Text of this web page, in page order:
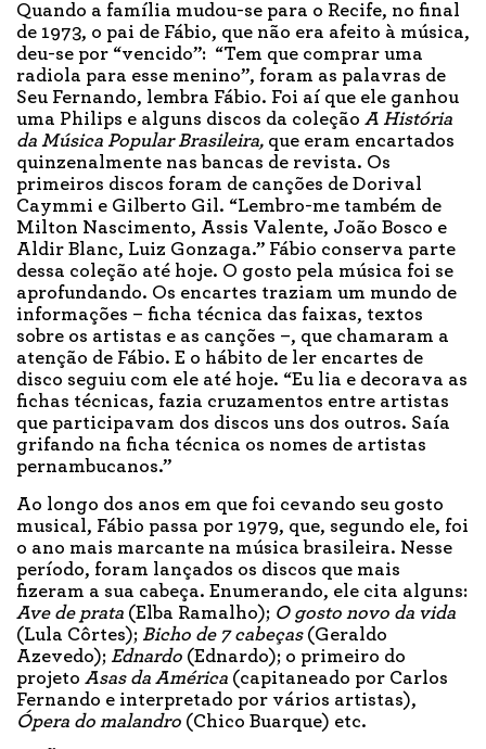
Quando a família mudou-se para o Recife, no final
de 1973, o pai de Fábio, que não era afeito à música,
deu-se por “vencido”: “Tem que comprar uma
radiola para esse menino”, foram as palavras de
Seu Fernando, lembra Fábio. Foi aí que ele ganhou
uma Philips e alguns discos da coleção A História
da Música Popular Brasileira, que eram encartados
quinzenalmente nas bancas de revista. Os
primeiros discos foram de canções de Dorival
Caymmi e Gilberto Gil. “Lembro-me também de
Milton Nascimento, Assis Valente, João Bosco e
Aldir Blanc, Luiz Gonzaga.” Fábio conserva parte
dessa coleção até hoje. O gosto pela música foi se
aprofundando. Os encartes traziam um mundo de
informações – ficha técnica das faixas, textos
sobre os artistas e as canções –, que chamaram a
atenção de Fábio. E o hábito de ler encartes de
disco seguiu com ele até hoje. “Eu lia e decorava as
fichas técnicas, fazia cruzamentos entre artistas
que participavam dos discos uns dos outros. Saía
grifando na ficha técnica os nomes de artistas
pernambucanos.”
Ao longo dos anos em que foi cevando seu gosto
musical, Fábio passa por 1979, que, segundo ele, foi
o ano mais marcante na música brasileira. Nesse
período, foram lançados os discos que mais
fizeram a sua cabeça. Enumerando, ele cita alguns:
Ave de prata (Elba Ramalho); O gosto novo da vida
(Lula Côrtes); Bicho de 7 cabeças(Geraldo
Azevedo); Ednardo (Ednardo); o primeiro do
projeto Asas da América (capitaneado por Carlos
Fernando e interpretado por vários artistas),
Ópera do malandro (Chico Buarque) etc.